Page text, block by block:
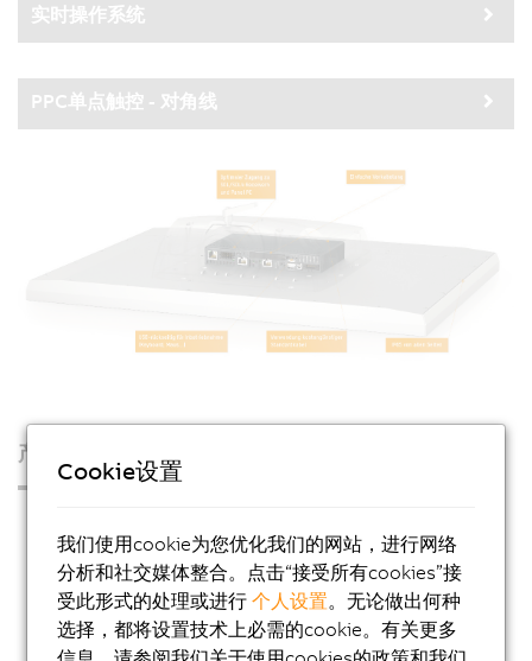
实时操作系统
PPC单点触控 - 对角线
产品
Automation PC 50A
Automation PC 4100
Automation PC 3200
Cookie设置
我们使用cookie为您优化我们的网站，进行网络
分析和社交媒体整合。点击“接受所有cookies”接
受此形式的处理或进行个人设置。无论做出何种
选择，都将设置技术上必需的cookie。有关更多